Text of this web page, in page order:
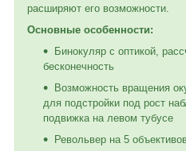
расширяют его возможности.
Основные особенности:
Бинокуляр с оптикой,
бесконечность
Возможность вращения
для подстройки под рост
подвижка на левом тубусе
Револьвер на 5